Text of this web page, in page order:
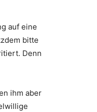
auf eine
bitte
Denn
ihm aber